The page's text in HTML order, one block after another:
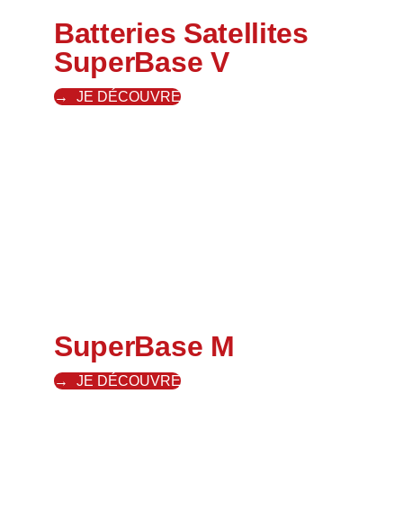
Batteries Satellites
SuperBase V
JE DÉCOUVRE
SuperBase M
JE DÉCOUVRE